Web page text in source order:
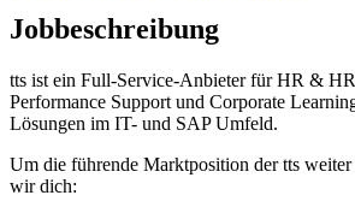
Jobbeschreibung
tts ist ein Full-Service-Anbieter für HR &
Performance Support und Corporate
Lösungen im IT- und SAP Umfeld.
Um die führende Marktposition der tts weiter
wir dich: